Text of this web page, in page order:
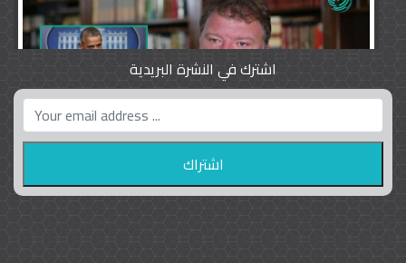
واشنطن بوست واللوبي المزدوج
اشترك في النشرة البريدية